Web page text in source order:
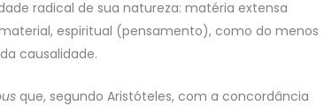
radical de sua natureza: matéria extensa
espiritual (pensamento), como do menos
causalidade.
que, segundo Aristóteles, com a concordância